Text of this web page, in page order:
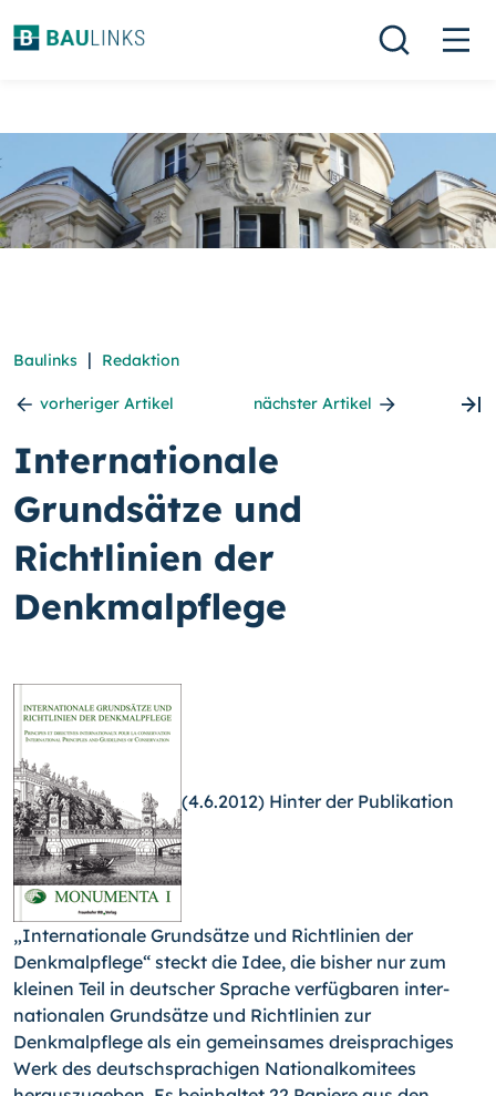
Baulinks | Redaktion
vorheriger Artikel nächster Artikel
Internationale
Grundsätze und
Richtlinien der
Denkmalpflege
(4.6.2012) Hinter der Publikation
„Internationale Grundsätze und Richtlinien der
Denkmalpflege“ steckt die Idee, die bisher nur zum
kleinen Teil in deutscher Sprache verfügbaren inter­
nationalen Grundsätze und Richtlinien zur
Denkmalpflege als ein gemeinsames dreisprachiges
Werk des deutschsprachigen Nationalkomitees